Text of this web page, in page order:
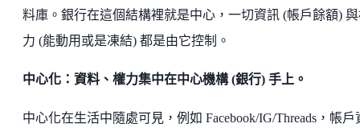
料庫。銀行在這個結構裡就是中心，一切資訊 (帳戶餘額)
力 (能動用或是凍結) 都是由它控制。
中心化：資料、權力集中在中心機構 (銀行) 手上。
中心化在生活中隨處可見，例如 Facebook/IG/Threads，帳戶